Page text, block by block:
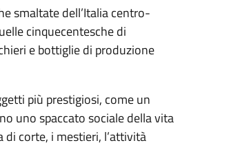
smaltate dell’Italia centro-
cinquecentesche di
e bottiglie di produzione
più prestigiosi, come un
uno spaccato sociale della vita
corte, i mestieri, l’attività